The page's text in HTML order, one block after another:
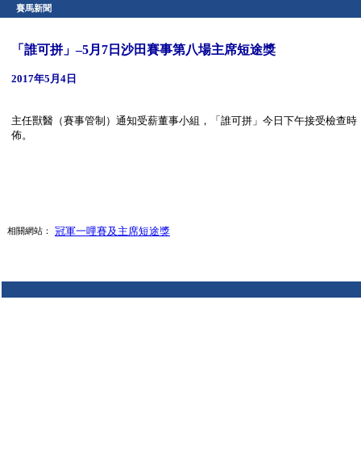
賽馬新聞
「誰可拼」–5月7日沙田賽事第八場主席短途獎
2017年5月4日
主任獸醫（賽事管制）通知受薪董事小組，「誰可拼」今日下午接受檢查
佈。
相關網站： 冠軍一哩賽及主席短途獎